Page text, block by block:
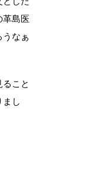
革島医
なぁ
こと
し